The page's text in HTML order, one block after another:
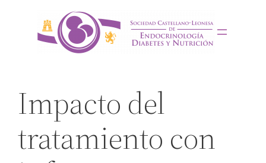
contenido
Impacto del
tratamiento con